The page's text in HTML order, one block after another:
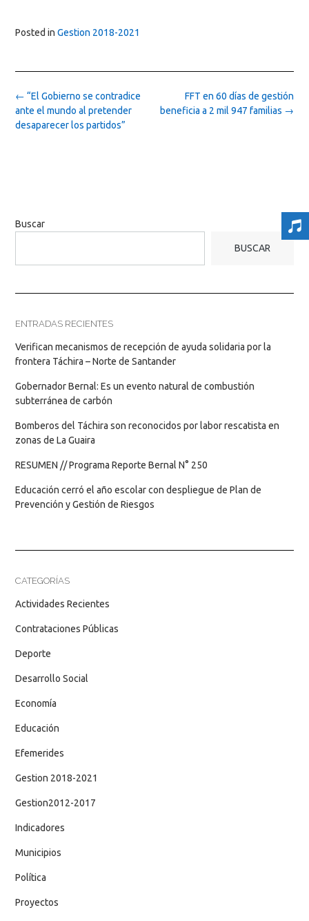
Posted in Gestion 2018-2021
Post
navigation
FFT en 60 días de gestión
beneficia a 2 mil 947 familias →
← “El Gobierno se contradice
ante el mundo al pretender
desaparecer los partidos”
Buscar
BUSCAR
ENTRADAS RECIENTES
Verifican mecanismos de recepción de ayuda solidaria por la
frontera Táchira – Norte de Santander
Gobernador Bernal: Es un evento natural de combustión
subterránea de carbón
Bomberos del Táchira son reconocidos por labor rescatista en
zonas de La Guaira
RESUMEN // Programa Reporte Bernal N° 250
Educación cerró el año escolar con despliegue de Plan de
Prevención y Gestión de Riesgos
CATEGORÍAS
Actividades Recientes
Contrataciones Públicas
Deporte
Desarrollo Social
Economía
Educación
Efemerides
Gestion 2018-2021
Gestion2012-2017
Indicadores
Municipios
Política
Proyectos